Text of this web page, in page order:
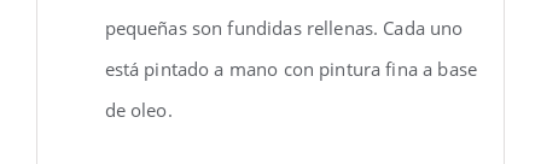
pequeñas son fundidas rellenas. Cada uno
está pintado a mano con pintura fina a base
de oleo.